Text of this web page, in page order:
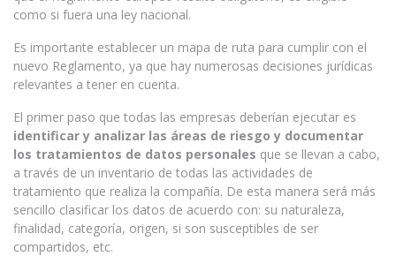
como si fuera una ley nacional.
Es importante establecer un mapa de ruta para cumplir con el
nuevo Reglamento, ya que hay numerosas decisiones jurídicas
relevantes a tener en cuenta.
El primer paso que todas las empresas deberían ejecutar es
identificar y analizar las áreas de riesgo y documentar
los tratamientos de datos personales que se llevan a cabo,
a través de un inventario de todas las actividades de
tratamiento que realiza la compañía. De esta manera será más
sencillo clasificar los datos de acuerdo con: su naturaleza,
finalidad, categoría, origen, si son susceptibles de ser
compartidos, etc.